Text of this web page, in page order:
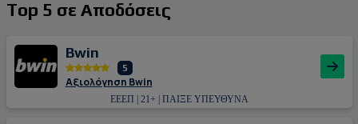
Top 5 σε Αποδόσεις
Bwin
5
Αξιολόγηση Bwin
ΕΕΕΠ | 21+ | ΠΑΙΞΕ ΥΠΕΥΘΥΝΑ